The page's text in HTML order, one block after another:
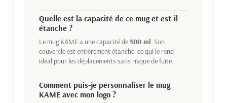
Quelle est la capacité de ce mug et est-il
étanche ?
Le mug KAME a une capacité de500 ml. Son
couvercle est entièrement étanche, ce qui le rend
idéal pour les déplacements sans risque de fuite.
Comment puis-je personnaliser le mug
KAME avec mon logo ?